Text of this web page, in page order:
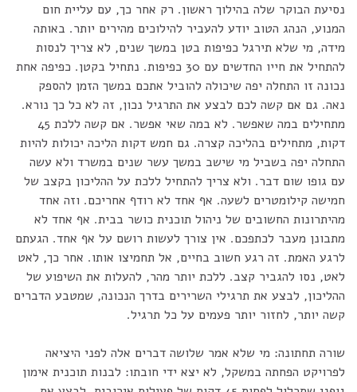
נסיעת הבוקר שלה בהילוך ראשון. רק אחר כך, עם עליית חום
המנוע, הנהג הטוב יודע להעביר להילוכים מהירים יותר. באותה
מידה, מי שלא תירגל כפיפות בטן במשך שנים, לא צריך לנסות
להתחיל את חייו החדשים עם 30 כפיפות. נתחיל בקטן. כפיפה אחת
נכונה זו התחלה יפה שיכולה להוביל אתכם במשך הזמן להספק
נאה. גם אם קשה לכם לבצע את התרגיל נכון, זה לא כל כך נורא.
מתחילים במה שאפשר. לא במה שאי אפשר. אם קשה ללכת 45
דקות, מתחילים בהליכה קצרה. גם חמש דקות הליכה יכולות להיות
התחלה יפה בשביל מי שישב במשך עשר שנים במשרד ולא עשה
עם גופו שום דבר. ולא צריך להתחיל ללכת על ההליכון בקצב של
חמישה קילומטרים לשעה. אף אחד לא רודף אחריכם. וזה אחד
מהיתרונות החשובים של ניהול תוכנית כושר בבית. אף אחד לא
מתבונן מעבר לכתפכם. אין צורך לעשות רושם על אף אחד. הגעתם
לרגע האמת. זה רגע חשוב בחיים, אל תחמיצו אותו. אחר כך, לאט
לאט, נסו להגביר קצב. ללכת יותר מהר, להעלות את השיפוע של
ההליכון, לבצע את תרגילי השרירים בדרך הנכונה, שמטבע הדברים
קשה יותר, לחזור יותר פעמים על כל תרגיל.
שורה תחתונה: מי שלא אמר שלושה דברים אלה לפני היציאה
לפרויקט הפחתה במשקל, לא יצא ידי חובתו: לבנות תוכנית אימון